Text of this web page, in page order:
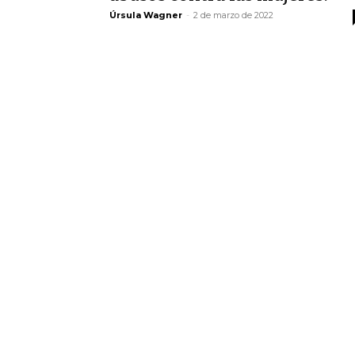
Úrsula Wagner - 2 de marzo de 2022